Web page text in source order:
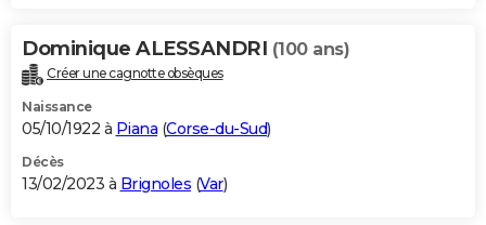
Dominique ALESSANDRI (100 ans)
Créer une cagnotte obsèques
Naissance
05/10/1922 à Piana (Corse-du-Sud)
Décès
13/02/2023 à Brignoles (Var)